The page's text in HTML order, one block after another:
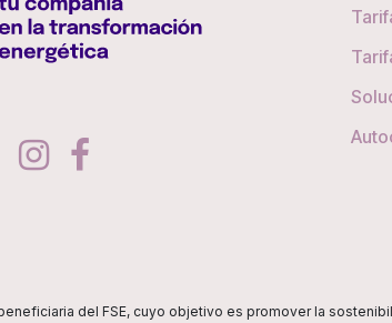
del FSE, cuyo objetivo es promover la